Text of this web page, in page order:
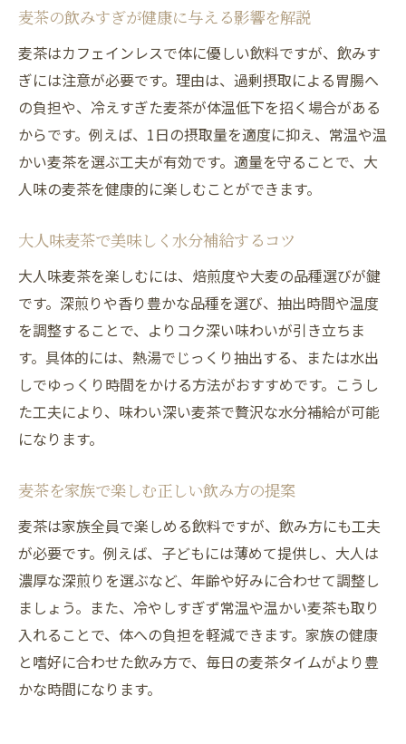
麦茶の飲みすぎが健康に与える影響を解説
麦茶はカフェインレスで体に優しい飲料ですが、飲みす
ぎには注意が必要です。理由は、過剰摂取による胃腸へ
の負担や、冷えすぎた麦茶が体温低下を招く場合がある
からです。例えば、1日の摂取量を適度に抑え、常温や温
かい麦茶を選ぶ工夫が有効です。適量を守ることで、大
人味の麦茶を健康的に楽しむことができます。
大人味麦茶で美味しく水分補給するコツ
大人味麦茶を楽しむには、焙煎度や大麦の品種選びが鍵
です。深煎りや香り豊かな品種を選び、抽出時間や温度
を調整することで、よりコク深い味わいが引き立ちま
す。具体的には、熱湯でじっくり抽出する、または水出
しでゆっくり時間をかける方法がおすすめです。こうし
た工夫により、味わい深い麦茶で贅沢な水分補給が可能
になります。
麦茶を家族で楽しむ正しい飲み方の提案
麦茶は家族全員で楽しめる飲料ですが、飲み方にも工夫
が必要です。例えば、子どもには薄めて提供し、大人は
濃厚な深煎りを選ぶなど、年齢や好みに合わせて調整し
ましょう。また、冷やしすぎず常温や温かい麦茶も取り
入れることで、体への負担を軽減できます。家族の健康
と嗜好に合わせた飲み方で、毎日の麦茶タイムがより豊
かな時間になります。